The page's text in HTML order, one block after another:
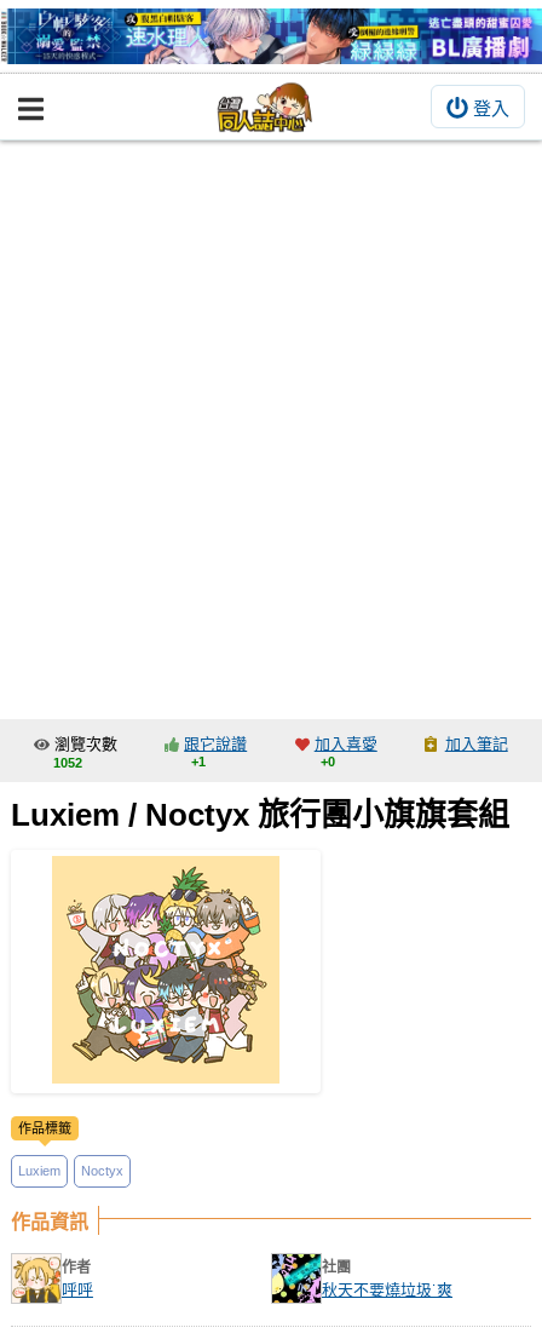
登入
BOOKY書集倉庫
交流中心
會員中心
註冊會員
登入
瀏覽次數
1052
跟它說讚
+1
加入喜愛
+0
加入筆記
Luxiem / Noctyx 旅行團小旗旗套組
作品標籤
Luxiem Noctyx
作品資訊
作者
呼呼
社團
秋天不要燒垃圾˙爽